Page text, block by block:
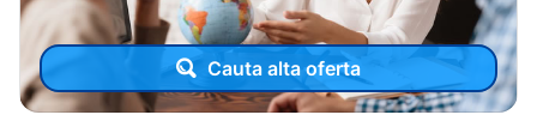
Cauta alta oferta